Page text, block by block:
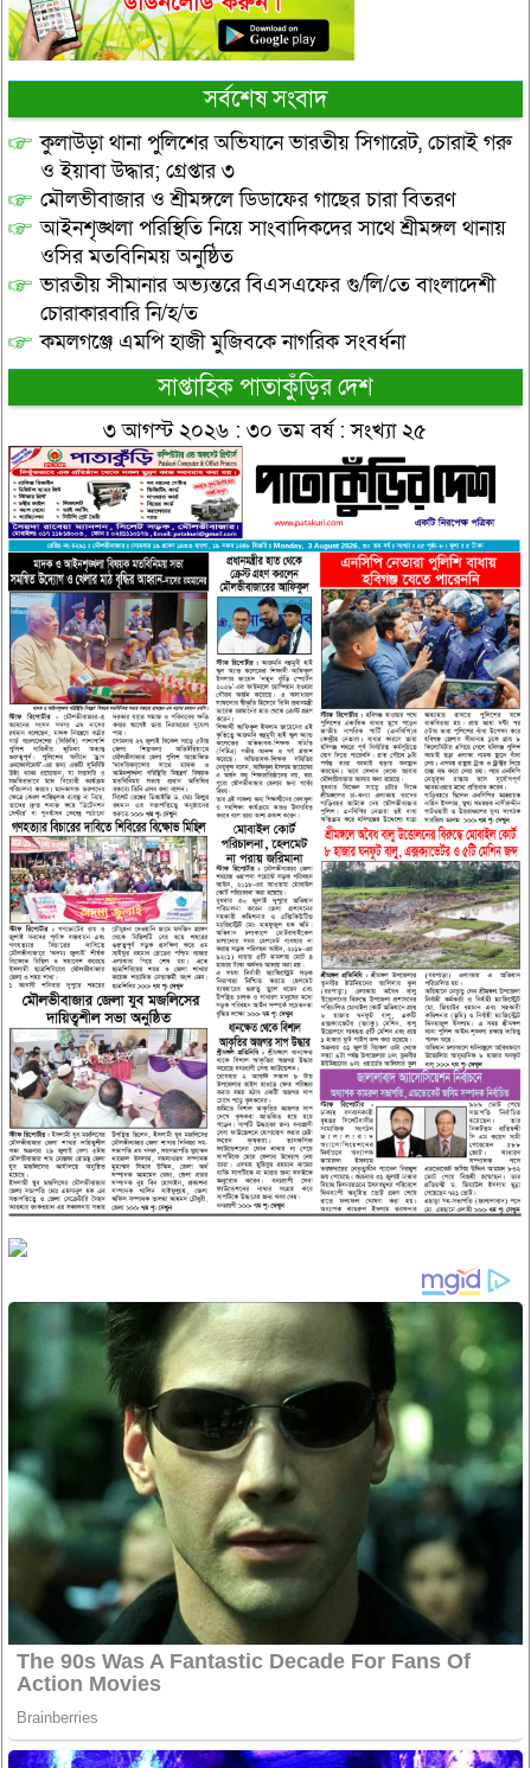
সর্বশেষ সংবাদ
কুলাউড়া থানা পুলিশের অভিযানে ভারতীয় সিগারেট, চোরাই গরু
ও ইয়াবা উদ্ধার; গ্রেপ্তার ৩
মৌলভীবাজার ও শ্রীমঙ্গলে ডিডাফের গাছের চারা বিতরণ
আইনশৃঙ্খলা পরিস্থিতি নিয়ে সাংবাদিকদের সাথে শ্রীমঙ্গল থানায়
ওসির মতবিনিময় অনুষ্ঠিত
ভারতীয় সীমানার অভ্যন্তরে বিএসএফের গু/লি/তে বাংলাদেশী
চোরাকারবারি নি/হ/ত
কমলগঞ্জে এমপি হাজী মুজিবকে নাগরিক সংবর্ধনা
সাপ্তাহিক পাতাকুঁড়ির দেশ
৩ আগস্ট ২০২৬ : ৩০ তম বর্ষ : সংখ্যা ২৫